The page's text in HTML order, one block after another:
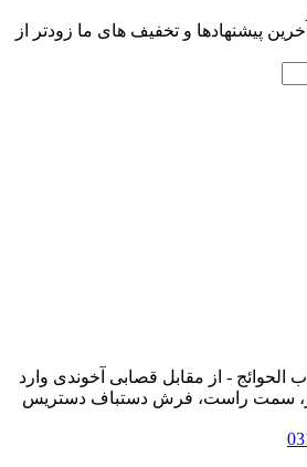
پیشنهادها و تخفیف های ما زودتر از
الحوائج - از مقابل قصابی آخوندی وارد
سمت راست، فرش دستباف دستریس